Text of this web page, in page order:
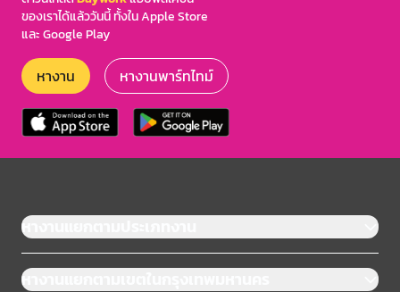
ของเราได้แล้ววันนี้ ทั้งใน Apple Store
และ Google Play
หางาน หางานพาร์ทไทม์
หางานแยกตามประเภทงาน
หางานแยกตามเขตในกรุงเทพมหานคร